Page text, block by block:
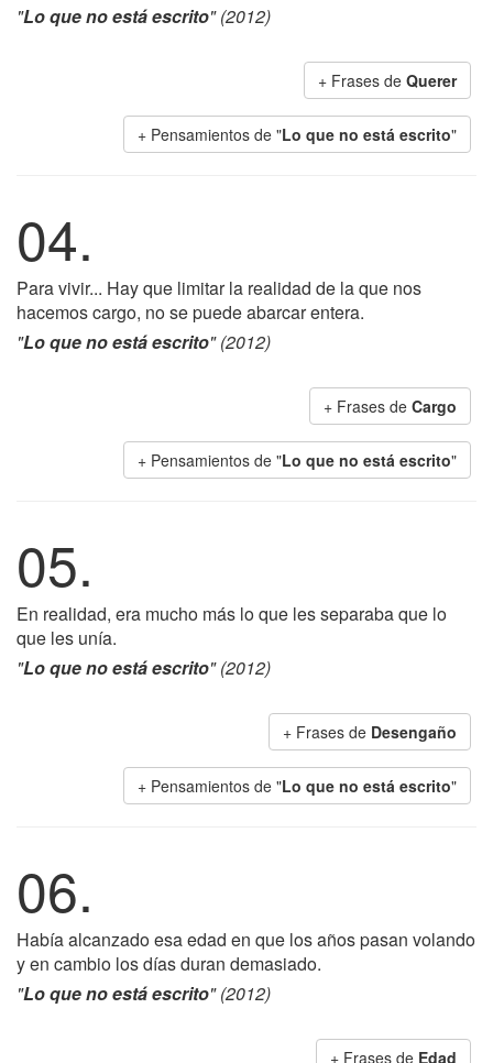
"Lo que no está escrito" (2012)
+ Frases de Querer
+ Pensamientos de "Lo que no está escrito"
04.
Para vivir... Hay que limitar la realidad de la que nos
hacemos cargo, no se puede abarcar entera.
"Lo que no está escrito" (2012)
+ Frases de Cargo
+ Pensamientos de "Lo que no está escrito"
05.
En realidad, era mucho más lo que les separaba que lo
que les unía.
"Lo que no está escrito" (2012)
+ Frases de Desengaño
+ Pensamientos de "Lo que no está escrito"
06.
Había alcanzado esa edad en que los años pasan volando
y en cambio los días duran demasiado.
"Lo que no está escrito" (2012)
+ Frases de Edad